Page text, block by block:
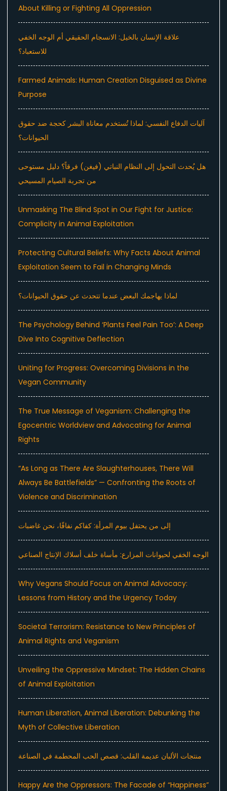
About Killing or Fighting All Oppression
علاقة الإنسان بالخيل: الانسجام الحقيقي أم الوجه الخفي
للاستعباد؟
Farmed Animals: Human Creation Disguised as Divine
Purpose
آليات الدفاع النفسي: لماذا تُستخدم معاناة البشر كحجة ضد حقوق
الحيوانات؟
هل يُحدث التحول إلى النظام النباتي (فيغن) فرقاً؟ دليل مستوحى
من تجربة الصيام المسيحي
Unmasking The Blind Spot in Our Fight for Justice:
Complicity in Animal Exploitation
Protecting Cultural Beliefs: Why Facts About Animal
Exploitation Seem to Fail in Changing Minds
لماذا يهاجمك البعض عندما تتحدث عن حقوق الحيوانات؟
The Psychology Behind ‘Plants Feel Pain Too’: A Deep
Dive Into Cognitive Deflection
Uniting for Progress: Overcoming Divisions in the
Vegan Community
The True Message of Veganism: Challenging the
Egocentric Worldview and Advocating for Animal
Rights
“As Long as There Are Slaughterhouses, There Will
Always Be Battlefields” — Confronting the Roots of
Violence and Discrimination
إلى من يحتفل بيوم المرأة: كفاكم نفاقًا، نحن غاضبات
الوجه الخفي لحيوانات المزارع: مأساة خلف أسلاك الإنتاج الصناعي
Why Vegans Should Focus on Animal Advocacy:
Lessons from History and the Urgency Today
Societal Terrorism: Resistance to New Principles of
Animal Rights and Veganism
Unveiling the Oppressive Mindset: The Hidden Chains
of Animal Exploitation
Human Liberation, Animal Liberation: Debunking the
Myth of Collective Liberation
منتجات الألبان عديمة القلب: قصص الحب المحطمة في الصناعة
Happy Are the Oppressors: The Facade of “Happiness”